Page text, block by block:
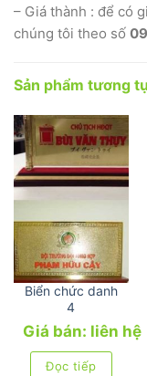
– Giá thành : để có
chúng tôi theo số
Sản phẩm tương
Biển chức danh
4
Giá bán: liên hệ
Đọc tiếp